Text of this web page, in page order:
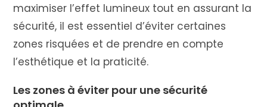
maximiser l’effet lumineux tout en assurant la
sécurité, il est essentiel d’éviter certaines
zones risquées et de prendre en compte
l’esthétique et la praticité.
Les zones à éviter pour une sécurité